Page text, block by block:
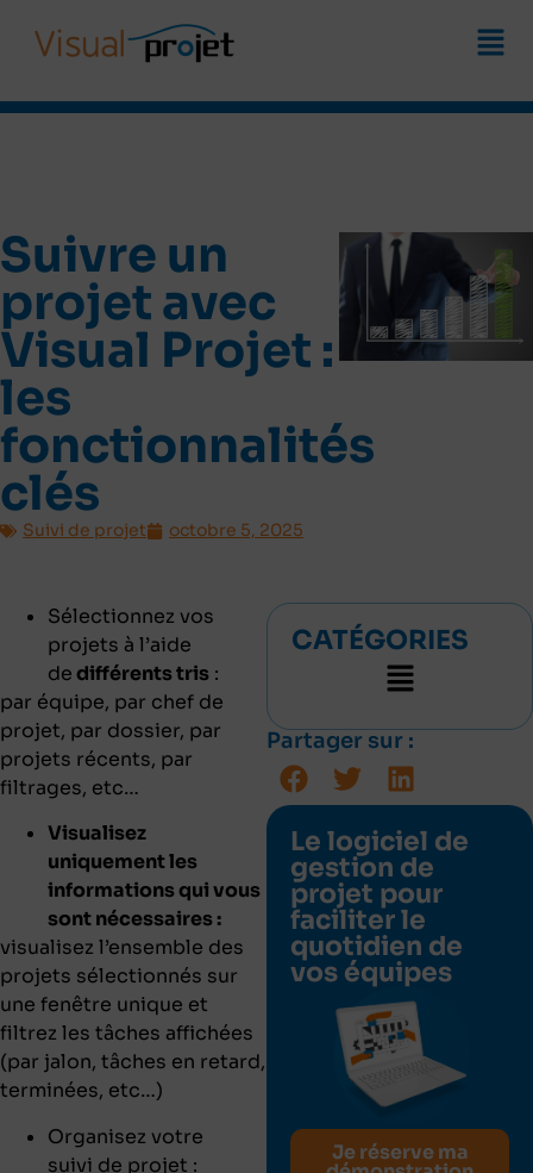
Suivre un
projet avec
Visual Projet :
les
fonctionnalités
clés
Suivi de projet octobre 5, 2025
Sélectionnez vos
projets à l’aide
dedifférents tris :
par équipe, par chef de
projet, par dossier, par
projets récents, par
filtrages, etc…
Visualisez
uniquement les
informations qui vous
sont nécessaires :
visualisez l’ensemble des
projets sélectionnés sur
une fenêtre unique et
filtrez les tâches affichées
(par jalon, tâches en retard,
terminées, etc…)
Organisez votre
suivi de projet :
CATÉGORIES
Partager sur :
Le logiciel de
gestion de
projet pour
faciliter le
quotidien de
vos équipes
Je réserve ma